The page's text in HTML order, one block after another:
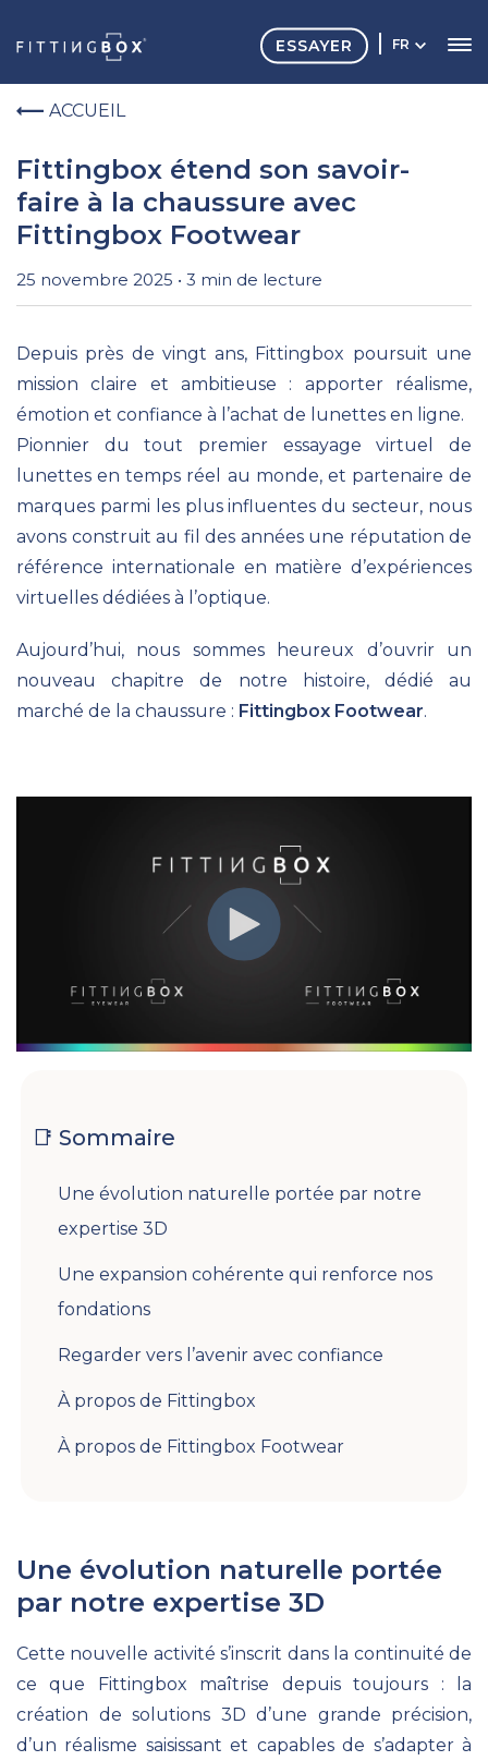
FR
ESSAYER
ACCUEIL
Fittingbox étend son savoir-
faire à la chaussure avec
Fittingbox Footwear
25 novembre 2025 • 3 min de lecture
Depuis près de vingt ans, Fittingbox poursuit une
mission claire et ambitieuse : apporter réalisme,
émotion et confiance à l’achat de lunettes en ligne.
Pionnier du tout premier essayage virtuel de
lunettes en temps réel au monde, et partenaire de
marques parmi les plus influentes du secteur, nous
avons construit au fil des années une réputation de
référence internationale en matière d’expériences
virtuelles dédiées à l’optique.
Aujourd’hui, nous sommes heureux d’ouvrir un
nouveau chapitre de notre histoire, dédié au
marché de la chaussure : Fittingbox Footwear.
📑 Sommaire
Une évolution naturelle portée par notre
expertise 3D
Une expansion cohérente qui renforce nos
fondations
Regarder vers l’avenir avec confiance
À propos de Fittingbox
À propos de Fittingbox Footwear
Une évolution naturelle portée
par notre expertise 3D
Cette nouvelle activité s’inscrit dans la continuité de
ce que Fittingbox maîtrise depuis toujours : la
création de solutions 3D d’une grande précision,
d’un réalisme saisissant et capables de s’adapter à